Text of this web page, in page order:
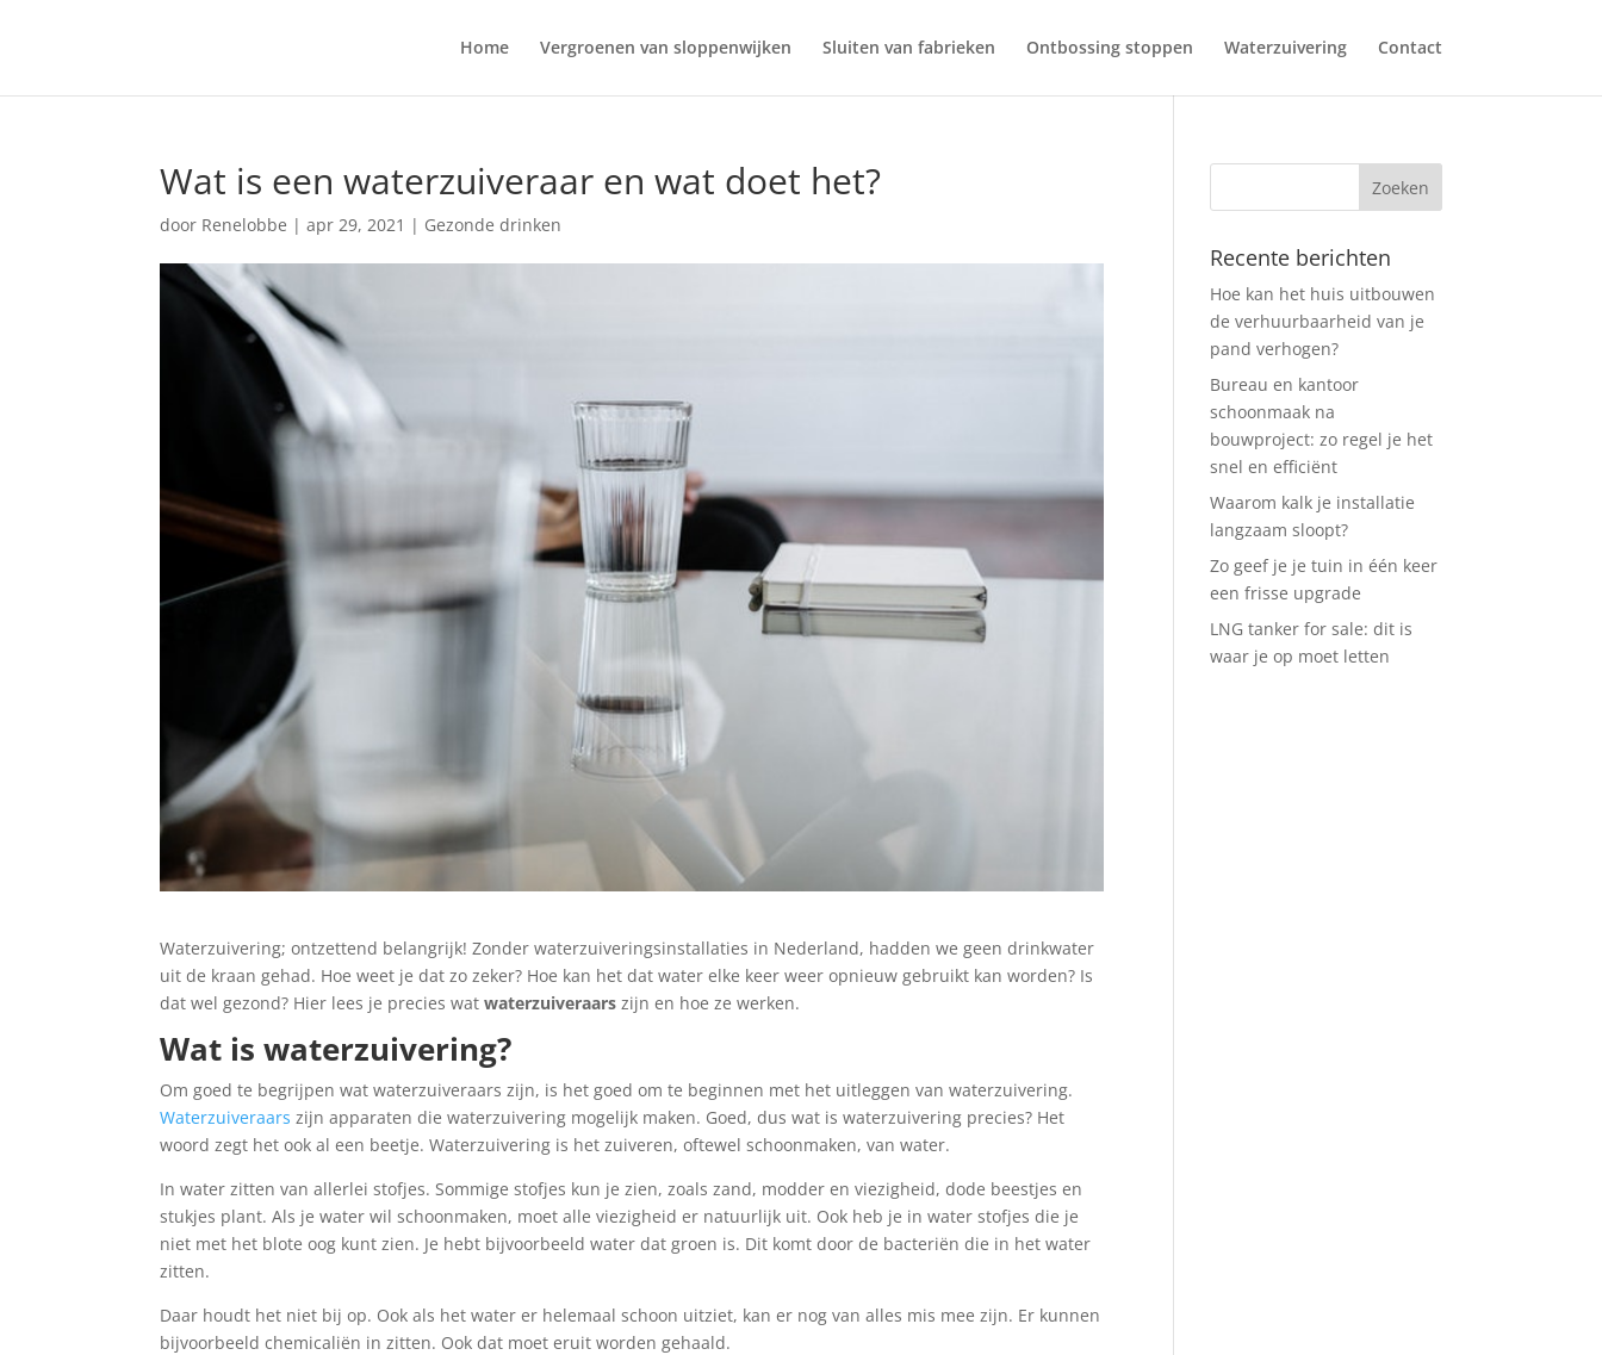
Home Vergroenen van sloppenwijken Sluiten van fabrieken Ontbossing stoppen Waterzuivering Contact
Wat is een waterzuiveraar en wat doet het?
door Renelobbe |apr 29, 2021 | Gezonde drinken
Waterzuivering; ontzettend belangrijk! Zonder waterzuiveringsinstallaties in Nederland, hadden we geen drinkwater
uit de kraan gehad. Hoe weet je dat zo zeker? Hoe kan het dat water elke keer weer opnieuw gebruikt kan worden? Is
dat wel gezond? Hier lees je precies watwaterzuiveraars zijn en hoe ze werken.
Wat is waterzuivering?
Om goed te begrijpen wat waterzuiveraars zijn, is het goed om te beginnen met het uitleggen van waterzuivering.
Waterzuiveraars zijn apparaten die waterzuivering mogelijk maken. Goed, dus wat is waterzuivering precies? Het
woord zegt het ook al een beetje. Waterzuivering is het zuiveren, oftewel schoonmaken, van water.
In water zitten van allerlei stofjes. Sommige stofjes kun je zien, zoals zand, modder en viezigheid, dode beestjes en
stukjes plant. Als je water wil schoonmaken, moet alle viezigheid er natuurlijk uit. Ook heb je in water stofjes die je
niet met het blote oog kunt zien. Je hebt bijvoorbeeld water dat groen is. Dit komt door de bacteriën die in het water
zitten.
Daar houdt het niet bij op. Ook als het water er helemaal schoon uitziet, kan er nog van alles mis mee zijn. Er kunnen
bijvoorbeeld chemicaliën in zitten. Ook dat moet eruit worden gehaald.
Recente berichten
Hoe kan het huis uitbouwen
de verhuurbaarheid van je
pand verhogen?
Bureau en kantoor
schoonmaak na
bouwproject: zo regel je het
snel en efficiënt
Waarom kalk je installatie
langzaam sloopt?
Zo geef je je tuin in één keer
een frisse upgrade
LNG tanker for sale: dit is
waar je op moet letten